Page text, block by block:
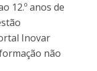
12.º anos de
Inovar
não